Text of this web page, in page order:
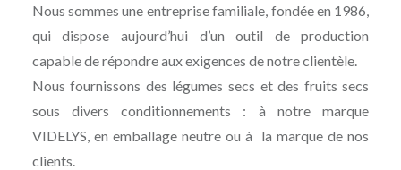
Nous sommes une entreprise familiale, fondée en 1986,
qui dispose aujourd’hui d’un outil de production
capable de répondre aux exigences de notre clientèle.
Nous fournissons des légumes secs et des fruits secs
sous divers conditionnements : à notre marque
VIDELYS, en emballage neutre ou à la marque de nos
clients.